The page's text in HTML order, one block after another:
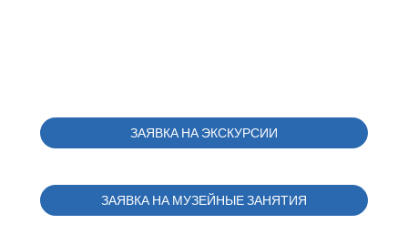
ЗАЯВКА НА ЭКСКУРСИИ
ЗАЯВКА НА МУЗЕЙНЫЕ ЗАНЯТИЯ